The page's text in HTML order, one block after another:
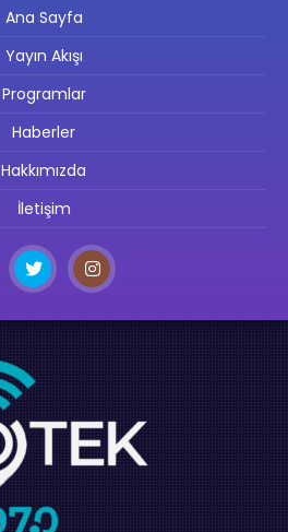
Ana Sayfa
Yayın Akışı
Programlar
Haberler
Hakkımızda
İletişim